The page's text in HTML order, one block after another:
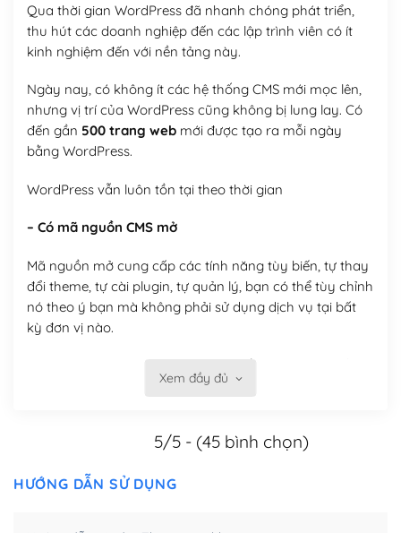
Qua thời gian WordPress đã nhanh chóng phát triển,
thu hút các doanh nghiệp đến các lập trình viên có ít
kinh nghiệm đến với nền tảng này.
Ngày nay, có không ít các hệ thống CMS mới mọc lên,
nhưng vị trí của WordPress cũng không bị lung lay. Có
đến gần 500 trang webmới được tạo ra mỗi ngày
bằng WordPress.
WordPress vẫn luôn tồn tại theo thời gian
– Có mã nguồn CMS mở
Mã nguồn mở cung cấp các tính năng tùy biến, tự thay
đổi theme, tự cài plugin, tự quản lý, bạn có thể tùy chỉnh
nó theo ý bạn mà không phải sử dụng dịch vụ tại bất
kỳ đơn vị nào.
Xem đầy đủ
5/5 - (45 bình chọn)
HƯỚNG DẪN SỬ DỤNG